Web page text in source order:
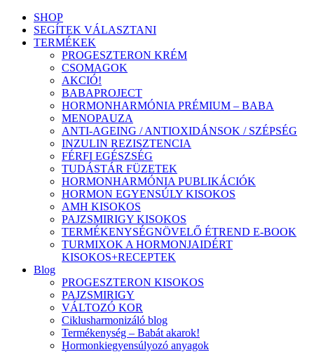
SHOP
SEGÍTEK VÁLASZTANI
TERMÉKEK
PROGESZTERON KRÉM
CSOMAGOK
AKCIÓ!
BABAPROJECT
HORMONHARMÓNIA PRÉMIUM – BABA
MENOPAUZA
ANTI-AGEING / ANTIOXIDÁNSOK / SZÉPSÉG
INZULIN REZISZTENCIA
FÉRFI EGÉSZSÉG
TUDÁSTÁR FÜZETEK
HORMONHARMÓNIA PUBLIKÁCIÓK
HORMON EGYENSÚLY KISOKOS
AMH KISOKOS
PAJZSMIRIGY KISOKOS
TERMÉKENYSÉGNÖVELŐ ÉTREND E-BOOK
TURMIXOK A HORMONJAIDÉRT
KISOKOS+RECEPTEK
Blog
PROGESZTERON KISOKOS
PAJZSMIRIGY
VÁLTOZÓ KOR
Ciklusharmonizáló blog
Termékenység – Babát akarok!
Hormonkiegyensúlyozó anyagok